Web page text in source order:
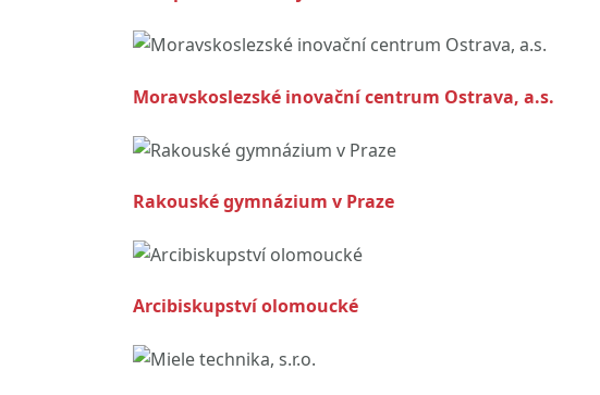
Moravskoslezské inovační centrum Ostrava, a.s.
Rakouské gymnázium v Praze
Arcibiskupství olomoucké